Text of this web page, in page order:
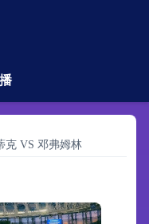
克 VS 邓弗姆林